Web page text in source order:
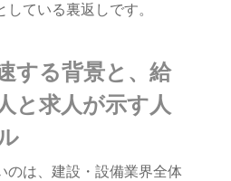
ている裏返しです。
する背景と、給
と求人が示す人
のは、建設・設備業界全体